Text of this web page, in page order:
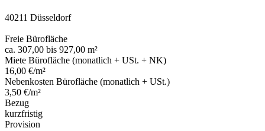
40211 Düsseldorf
Freie Bürofläche
ca. 307,00 bis 927,00 m²
Miete Bürofläche (monatlich + USt. + NK)
16,00 €/m²
Nebenkosten Bürofläche (monatlich + USt.)
3,50 €/m²
Bezug
kurzfristig
Provision